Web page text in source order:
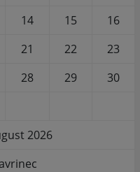
14 15
16
21 22
23
28 29
30
2026